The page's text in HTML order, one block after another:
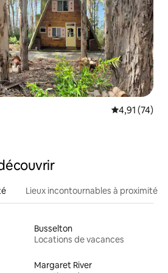
Évaluation
4,91 (74)
Lieux incontournables à proximité
Busselton
Locations de vacances
Margaret River